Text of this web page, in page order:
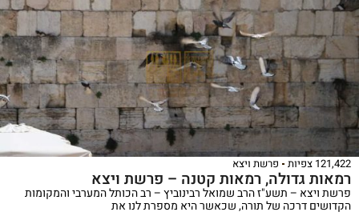
121,422 צפיות פרשת ויצא
רמאות גדולה, רמאות קטנה – פרשת ויצא
פרשת ויצא – תשע"ז הרב שמואל רבינוביץ – רב הכותל המערבי והמקומות
הקדושים דרכה של תורה, שכאשר היא מספרת לנו את